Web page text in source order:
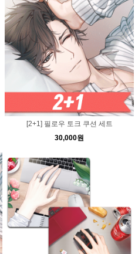
[2+1] 필로우 토크 쿠션 세트
30,000원